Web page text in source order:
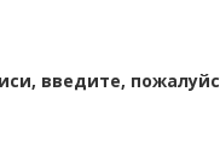
введите,